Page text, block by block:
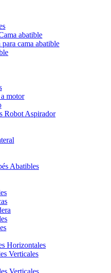
abatible
cama abatible
motor
Robot Aspirador
Abatibles
Horizontales
Verticales